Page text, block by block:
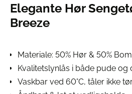
Elegante Hør
Breeze
Materiale: 50% Hør & 50%
Kvalitetslynlås i både pude
Vaskbar ved 60°C, tåler ikke